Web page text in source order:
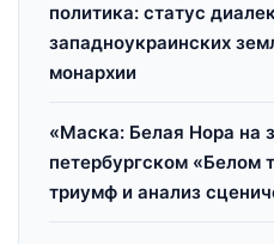
политика: статус
западноукраинских
монархии
«Маска: Белая Нора на
петербургском «Белом
триумф и анализ